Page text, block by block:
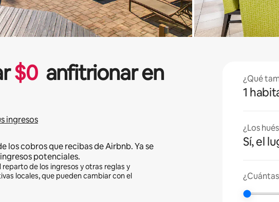
$0 anfitrionar en
ingresos
los cobros que recibas de Airbnb. Ya se
potenciales.
de los ingresos y otras reglas y
locales, que pueden cambiar con el
¿Qué
1
¿Los
Sí, el